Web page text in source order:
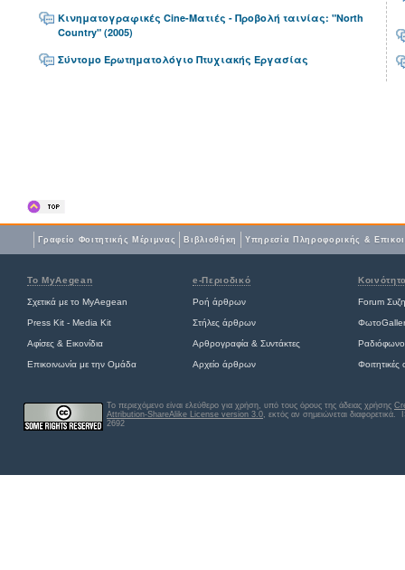
Κινηματογραφικές Cine-Ματιές - Προβολή ταινίας: "North
Country" (2005)
Σύντομο Ερωτηματολόγιο Πτυχιακής Εργασίας
Γραφείο Φοιτητικής Μέριμνας Βιβλιοθήκη Yπηρεσία Πληροφορικής &
Το MyAegean e-Περιοδικό
Σχετικά με το MyAegean Ροή άρθρων Forum
Press Kit - Media Kit Στήλες άρθρων
Αφίσες & Εικονίδια Αρθρογραφία & Συντάκτες Ραδιόφωνο
Επικοινωνία με την Ομάδα Αρχείο άρθρων
Το περιεχόμενο είναι ελεύθερο για χρήση, υπό τους όρους της άδειας χρήσης
Attribution-ShareAlike License version 3.0, εκτός αν σημειώνεται διαφορετικά.
2692